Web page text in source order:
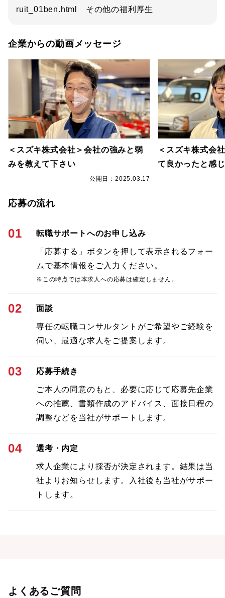
ruit_01ben.html その他の福利厚生
企業からの動画メッセージ
＜スズキ株式会社＞会社の強みと弱
みを教えて下さい
公開日：2025.03.17
＜スズキ株式会
て良かったと感
応募の流れ
01 転職サポートへのお申し込み
「応募する」ボタンを押して表示されるフォー
ムで基本情報をご入力ください。
※この時点では本求人への応募は確定しません。
02 面談
専任の転職コンサルタントがご希望やご経験を
伺い、最適な求人をご提案します。
03 応募手続き
ご本人の同意のもと、必要に応じて応募先企業
への推薦、書類作成のアドバイス、面接日程の
調整などを当社がサポートします。
04 選考・内定
求人企業により採否が決定されます。結果は当
社よりお知らせします。入社後も当社がサポー
トします。
よくあるご質問